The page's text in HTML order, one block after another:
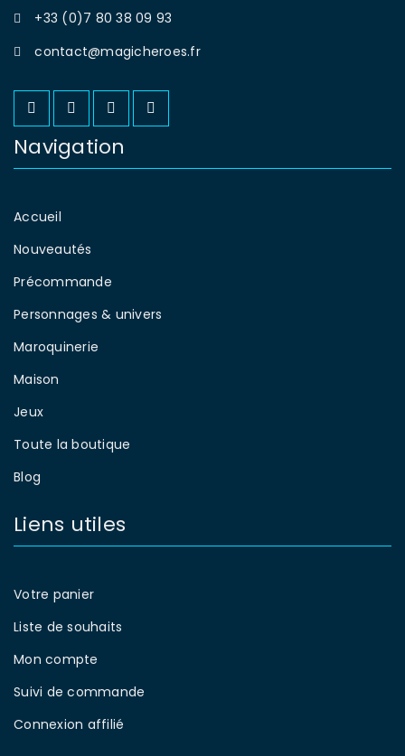
+33 (0)7 80 38 09 93
contact@magicheroes.fr
Navigation
Accueil
Nouveautés
Précommande
Personnages & univers
Maroquinerie
Maison
Jeux
Toute la boutique
Blog
Liens utiles
Votre panier
Liste de souhaits
Mon compte
Suivi de commande
Connexion affilié